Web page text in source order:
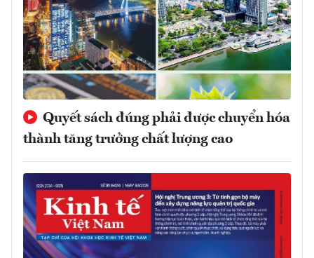
Quyết sách đúng phải được chuyển hóa
thành tăng trưởng chất lượng cao